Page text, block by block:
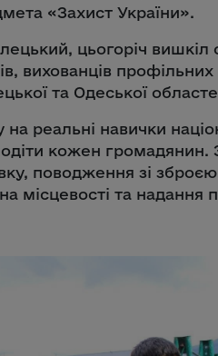
«Захист України».
цьогоріч вишкіл
вихованців профільних
та Одеської
реальні навички
кожен громадянин.
поводження зі
місцевості та надання